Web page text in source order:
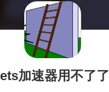
lets加速器用不了了